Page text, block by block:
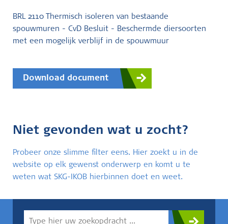
BRL 2110 Thermisch isoleren van bestaande
spouwmuren - CvD Besluit - Beschermde diersoorten
met een mogelijk verblijf in de spouwmuur
Download document
Niet gevonden wat u zocht?
Probeer onze slimme filter eens. Hier zoekt u in de
website op elk gewenst onderwerp en komt u te
weten wat SKG-IKOB hierbinnen doet en weet.